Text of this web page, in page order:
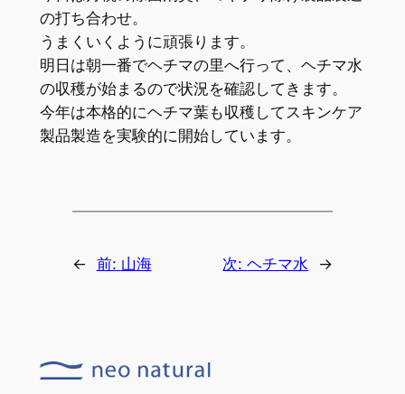
の打ち合わせ。
うまくいくように頑張ります。
明日は朝一番でヘチマの里へ行って、ヘチマ水
の収穫が始まるので状況を確認してきます。
今年は本格的にヘチマ葉も収穫してスキンケア
製品製造を実験的に開始しています。
← 前: 山海 次:ヘチマ水 →